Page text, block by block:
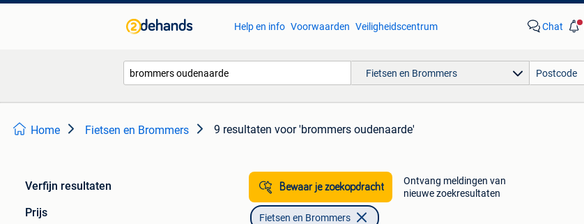
Help en info Voorwaarden Veiligheidscentrum Chat
Fietsen en Brommers
Home Fietsen en Brommers 9 resultaten voor 'brommers oudenaarde'
Verfijn resultaten
Prijs
Bewaar je zoekopdracht
Ontvang meldingen van
nieuwe zoekresultaten
Fietsen en Brommers